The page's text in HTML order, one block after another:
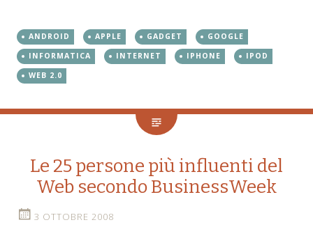
ANDROID APPLE GADGET
GOOGLE
INFORMATICA
INTERNET IPHONE
IPOD
WEB 2.0
Le 25 persone più influenti del
Web secondo BusinessWeek
3 OTTOBRE 2008